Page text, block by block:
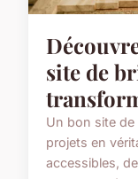
site de
Un bon site
projets en
accessibles,